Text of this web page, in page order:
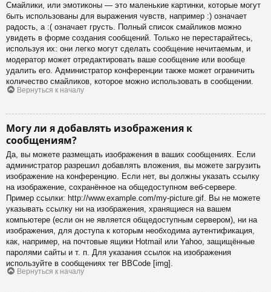
Смайлики, или эмотиконы — это маленькие картинки, которые могут
быть использованы для выражения чувств, например :) означает
радость, а :( означает грусть. Полный список смайликов можно
увидеть в форме создания сообщений. Только не перестарайтесь,
используя их: они легко могут сделать сообщение нечитаемым, и
модератор может отредактировать ваше сообщение или вообще
удалить его. Администратор конференции также может ограничить
количество смайликов, которое можно использовать в сообщении.
Вернуться к началу
Могу ли я добавлять изображения к
сообщениям?
Да, вы можете размещать изображения в ваших сообщениях. Если
администратор разрешил добавлять вложения, вы можете загрузить
изображение на конференцию. Если нет, вы должны указать ссылку
на изображение, сохранённое на общедоступном веб-сервере.
Пример ссылки: http://www.example.com/my-picture.gif. Вы не можете
указывать ссылку ни на изображения, хранящиеся на вашем
компьютере (если он не является общедоступным сервером), ни на
изображения, для доступа к которым необходима аутентификация,
как, например, на почтовые ящики Hotmail или Yahoo, защищённые
паролями сайты и т. п. Для указания ссылок на изображения
используйте в сообщениях тег BBCode [img].
Вернуться к началу